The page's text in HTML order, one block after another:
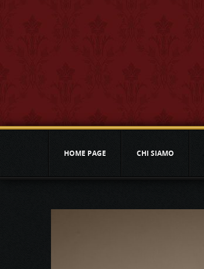
HOME PAGE CHI SIAMO